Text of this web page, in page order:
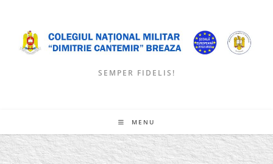
content
SEMPER FIDELIS!
MENU